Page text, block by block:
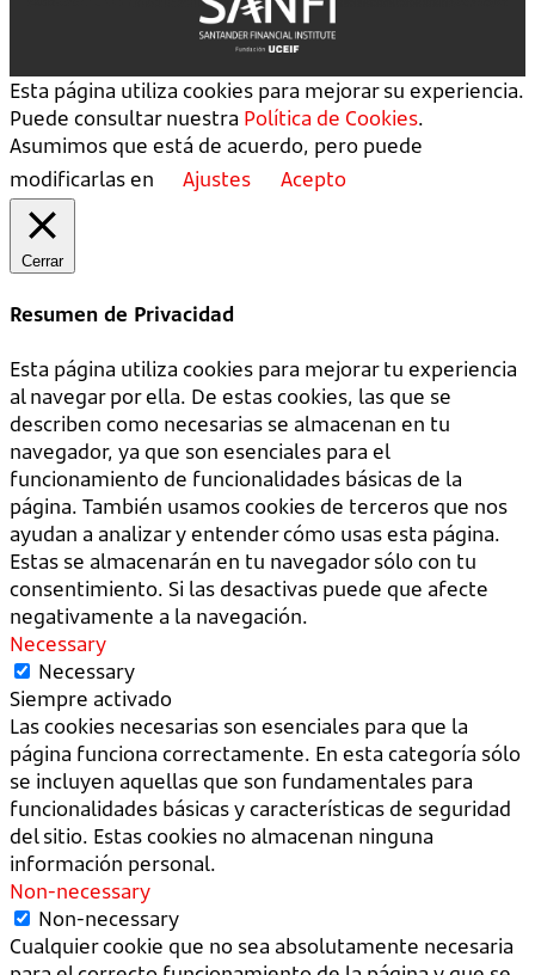
Esta página utiliza cookies para mejorar su experiencia.
Puede consultar nuestra Política de Cookies.
Asumimos que está de acuerdo, pero puede
modificarlas en
Ajustes Acepto
Cerrar
Resumen de Privacidad
Esta página utiliza cookies para mejorar tu experiencia
al navegar por ella. De estas cookies, las que se
describen como necesarias se almacenan en tu
navegador, ya que son esenciales para el
funcionamiento de funcionalidades básicas de la
página. También usamos cookies de terceros que nos
ayudan a analizar y entender cómo usas esta página.
Estas se almacenarán en tu navegador sólo con tu
consentimiento. Si las desactivas puede que afecte
negativamente a la navegación.
Necessary
Necessary
Siempre activado
Las cookies necesarias son esenciales para que la
página funciona correctamente. En esta categoría sólo
se incluyen aquellas que son fundamentales para
funcionalidades básicas y características de seguridad
del sitio. Estas cookies no almacenan ninguna
información personal.
Non-necessary
Non-necessary
Cualquier cookie que no sea absolutamente necesaria